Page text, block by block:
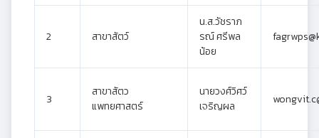
2 สาขาสัตว์
น.ส.วัชราภ
รณ์ ศรีพล
น้อย
3
สาขาสัตว
แพทยศาสตร์
นายวงศ์วิศว์
เจริญผล